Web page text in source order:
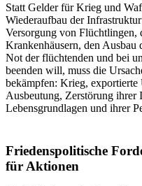
Statt Gelder für Krieg und
Wiederaufbau der
Versorgung von Flüchtlingen,
Krankenhäusern, den Ausbau
Not der flüchtenden und bei
beenden will, muss die
bekämpfen: Krieg, exportierte
Ausbeutung, Zerstörung ihrer
Lebensgrundlagen und ihrer
Friedenspolitische
für Aktionen